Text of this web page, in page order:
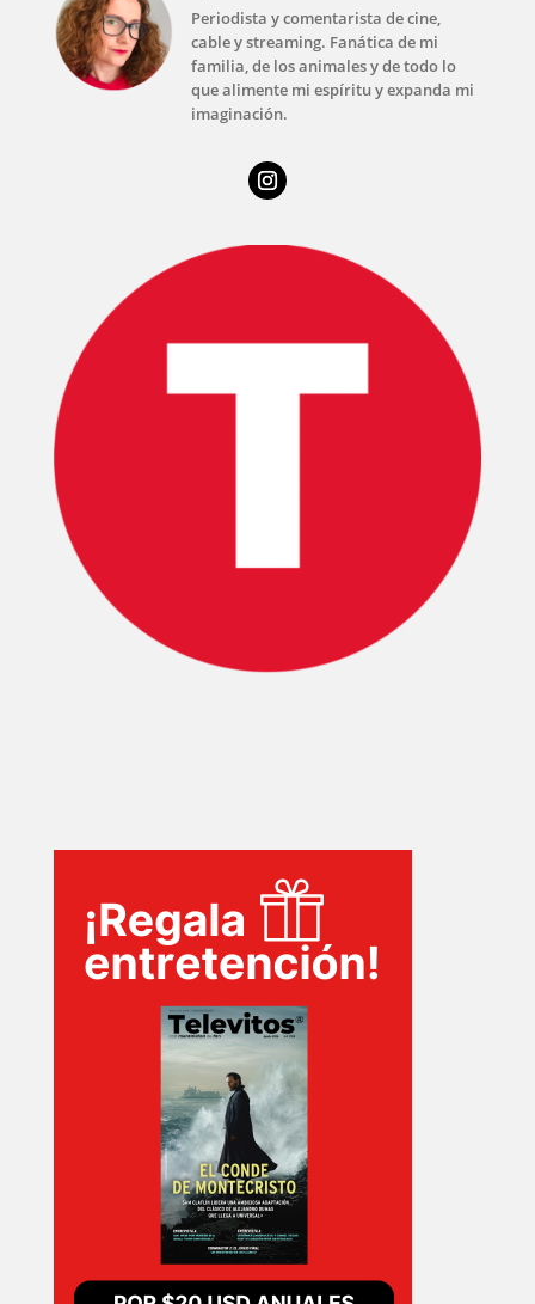
Periodista y comentarista de cine,
cable y streaming. Fanática de mi
familia, de los animales y de todo lo
que alimente mi espíritu y expanda mi
imaginación.